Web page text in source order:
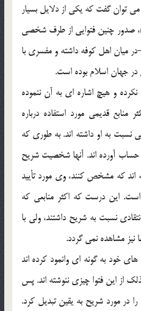
توان گفت که یکی از دلایل بسیار
صدور چنین فتوایی از طرف شخصی
میان اهل کوفه داشته و مفسری با
جهان اسلام بوده است.
نکرده و هیچ اشاره ای به آن ننموده
منابع قدیمی مورد استفاده درباره
به او داشته اند. به طوری که
حساب آورده اند. آنها شخصیت شریح
اند که مشخص کنند، وی مورد تأیید
است. این درست که اکثر منابعی که
نسبت به شریح داشتند، ولی با
نیز مشاهده نمی گردد.
های خود به گونه ای وانمود کرده اند
از این فتوا چیزی ننوشته اند. پس
در مورد شریح به یقین تبدیل کرد.